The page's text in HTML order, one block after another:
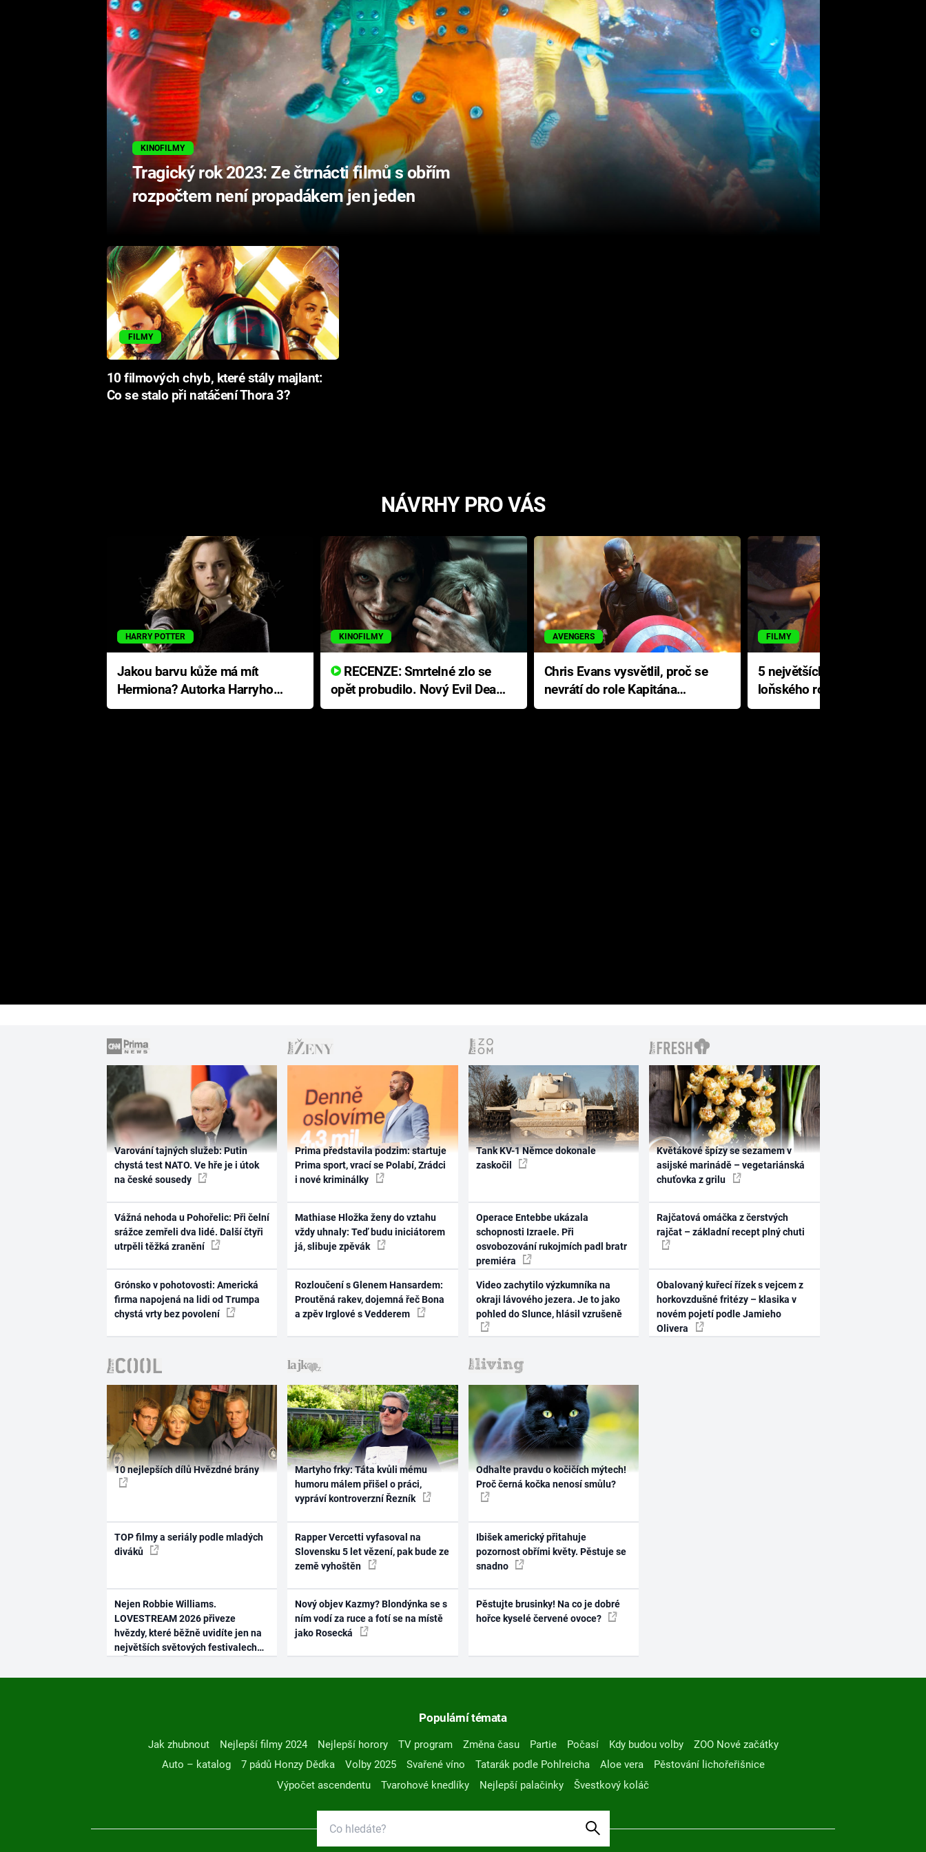
KINOFILMY
Tragický rok 2023: Ze čtrnácti filmů s obřím
rozpočtem není propadákem jen jeden
FILMY
10 filmových chyb, které stály majlant:
Co se stalo při natáčení Thora 3?
NÁVRHY PRO VÁS
HARRY POTTER
Jakou barvu kůže má mít
Hermiona? Autorka Harryho
Pottera přišla s ráznou
KINOFILMY
RECENZE: Smrtelné zlo se
opět probudilo. Nový Evil Dead
přichází s neodolatelnou
AVENGERS
Chris Evans vysvětlil, proč se
nevrátí do role Kapitána
Ameriky
FILMY
5 největších propadáků
loňského roku: Disney na
jediné katastrofě prodělal 200
Varování tajných služeb: Putin
chystá test NATO. Ve hře je i útok
na české sousedy
Vážná nehoda u Pohořelic: Při čelní
srážce zemřeli dva lidé. Další čtyři
utrpěli těžká zranění
Grónsko v pohotovosti: Americká
firma napojená na lidi od Trumpa
chystá vrty bez povolení
Prima představila podzim: startuje
Prima sport, vrací se Polabí, Zrádci
i nové kriminálky
Mathiase Hložka ženy do vztahu
vždy uhnaly: Teď budu iniciátorem
já, slibuje zpěvák
Rozloučení s Glenem Hansardem:
Proutěná rakev, dojemná řeč Bona
a zpěv Irglové s Vedderem
Tank KV-1 Němce dokonale
zaskočil
Operace Entebbe ukázala
schopnosti Izraele. Při
osvobozování rukojmích padl bratr
premiéra
Video zachytilo výzkumníka na
okraji lávového jezera. Je to jako
pohled do Slunce, hlásil vzrušeně
Květákové špízy se sezamem v
asijské marinádě – vegetariánská
chuťovka z grilu
Rajčatová omáčka z čerstvých
rajčat – základní recept plný chuti
Obalovaný kuřecí řízek s vejcem z
horkovzdušné fritézy – klasika v
novém pojetí podle Jamieho
Olivera
10 nejlepších dílů Hvězdné brány
TOP filmy a seriály podle mladých
diváků
Nejen Robbie Williams.
LOVESTREAM 2026 přiveze
hvězdy, které běžně uvidíte jen na
největších světových festivalech
Martyho frky: Táta kvůli mému
humoru málem přišel o práci,
vypráví kontroverzní Řezník
Rapper Vercetti vyfasoval na
Slovensku 5 let vězení, pak bude ze
země vyhoštěn
Nový objev Kazmy? Blondýnka se s
ním vodí za ruce a fotí se na místě
jako Rosecká
Odhalte pravdu o kočičích mýtech!
Proč černá kočka nenosí smůlu?
Ibišek americký přitahuje
pozornost obřími květy. Pěstuje se
snadno
Pěstujte brusinky! Na co je dobré
hořce kyselé červené ovoce?
Populární témata
Jak zhubnout Nejlepší filmy 2024 Nejlepší horory TV program Změna času Partie Počasí Kdy budou volby
ZOO Nové začátky
Auto – katalog
7 pádů Honzy Dědka Volby 2025 Svařené víno Tatarák podle Pohlreicha Aloe vera
Pěstování lichořeřišnice
Výpočet ascendentu
Tvarohové knedlíky Nejlepší palačinky Švestkový koláč